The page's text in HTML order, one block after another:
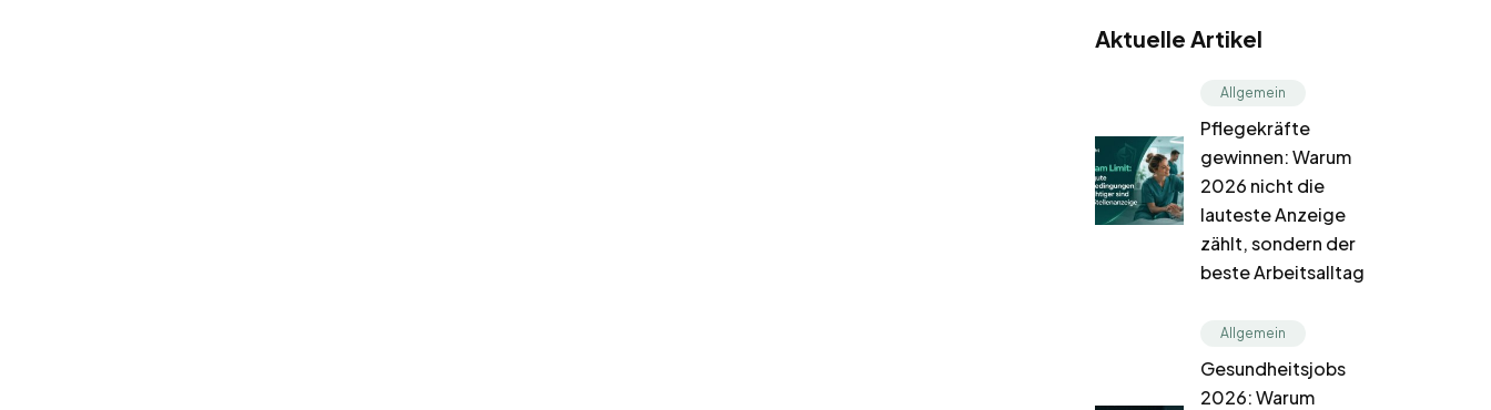
Aktuelle Artikel
Allgemein
Pflegekräfte
gewinnen: Warum
2026 nicht die
lauteste Anzeige
zählt, sondern der
beste Arbeitsalltag
Allgemein
Gesundheitsjobs
2026: Warum